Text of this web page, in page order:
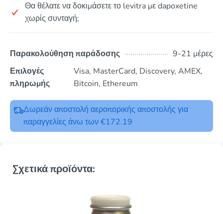
Θα θέλατε να δοκιμάσετε το levitra με dapoxetine
χωρίς συνταγή;
Παρακολούθηση παράδοσης
9-21 μέρες
Επιλογές
πληρωμής
Visa, MasterCard, Discovery, AMEX,
Bitcoin, Ethereum
Δωρεάν αποστολή αεροπορικής αποστολής για
παραγγελίες άνω των €172.19
Σχετικά προϊόντα: